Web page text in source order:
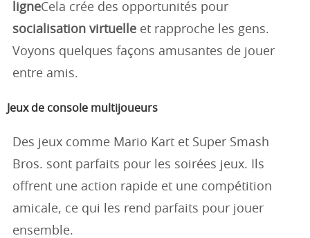
ligneCela crée des opportunités pour
socialisation virtuelle et rapproche les gens.
Voyons quelques façons amusantes de jouer
entre amis.
Jeux de console multijoueurs
Des jeux comme Mario Kart et Super Smash
Bros. sont parfaits pour les soirées jeux. Ils
offrent une action rapide et une compétition
amicale, ce qui les rend parfaits pour jouer
ensemble.